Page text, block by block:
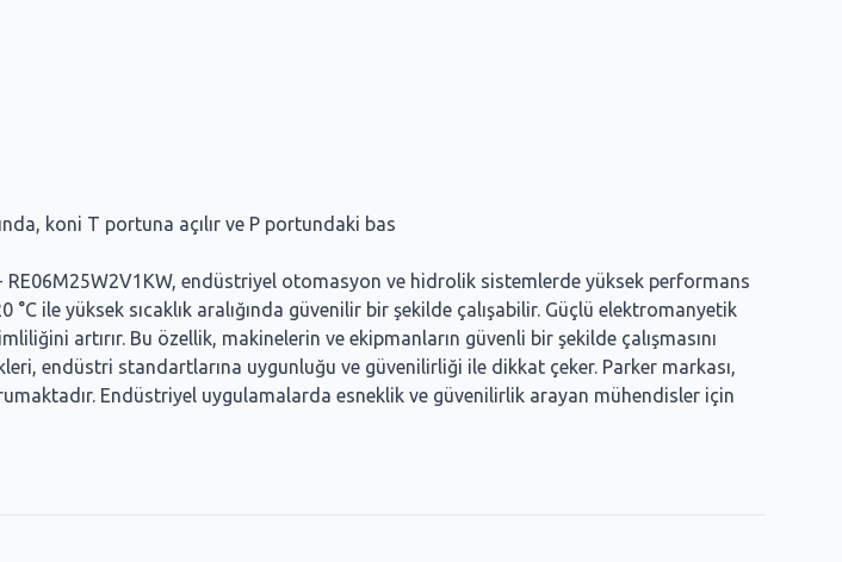
koni T portuna açılır ve P portundaki bas
endüstriyel otomasyon ve hidrolik sistemlerde yüksek performans
ile yüksek sıcaklık aralığında güvenilir bir şekilde çalışabilir. Güçlü elektromanyetik
artırır. Bu özellik, makinelerin ve ekipmanların güvenli bir şekilde çalışmasını
endüstri standartlarına uygunluğu ve güvenilirliği ile dikkat çeker. Parker markası,
Endüstriyel uygulamalarda esneklik ve güvenilirlik arayan mühendisler için